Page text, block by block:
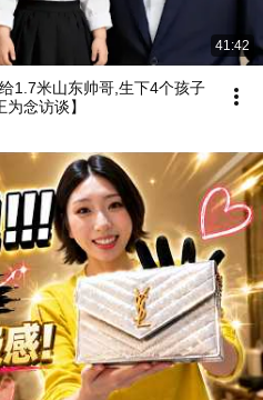
41:42
1.7米山东帅哥,生下4个孩子
念访谈】